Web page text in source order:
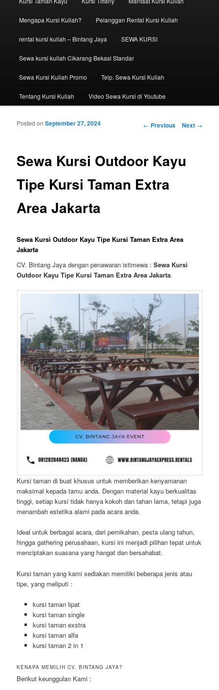
Mengapa Kursi Kuliah? Pelanggan Rental Kursi Kuliah
rental kursi kuliah – Bintang Jaya SEWA KURSI
Sewa kursi kuliah Cikarang Bekasi Standar
Sewa Kursi Kuliah Promo Telp. Sewa Kursi Kuliah
Tentang Kursi Kuliah Video Sewa Kursi di Youtube
Post navigation
← Previous Next →
Sewa Kursi Outdoor Kayu
Tipe Kursi Taman Extra
Area Jakarta
Posted onSeptember 27, 2024
Sewa Kursi Outdoor Kayu Tipe Kursi Taman Extra Area
Jakarta
CV. Bintang Jaya dengan penawaran istimewa :Sewa Kursi
Outdoor Kayu Tipe Kursi Taman Extra Area Jakarta.
Kursi taman di buat khusus untuk memberikan kenyamanan
maksimal kepada tamu anda. Dengan material kayu berkualitas
tinggi, setiap kursi tidak hanya kokoh dan tahan lama, tetapi juga
menambah estetika alami pada acara anda.
Ideal untuk berbagai acara, dari pernikahan, pesta ulang tahun,
hingga gathering perusahaan, kursi ini menjadi pilihan tepat untuk
menciptakan suasana yang hangat dan bersahabat.
Kursi taman yang kami sediakan memiliki beberapa jenis atau
tipe, yang meliputi :
kursi taman lipat
kursi taman single
kursi taman exstra
kursi taman alfa
kursi taman 2 in 1
KENAPA MEMILIH CV. BINTANG JAYA?
Berikut keunggulan Kami :